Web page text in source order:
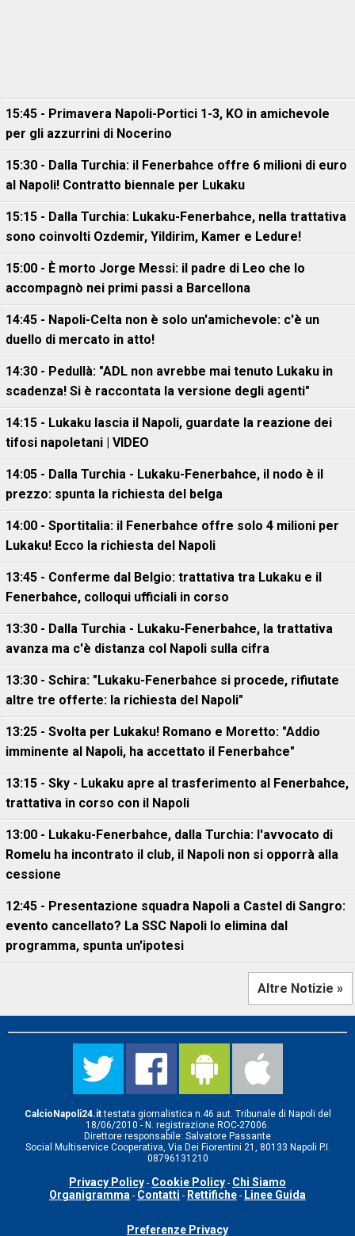
15:45 - Primavera Napoli-Portici 1-3, KO in amichevole
per gli azzurrini di Nocerino
15:30 - Dalla Turchia: il Fenerbahce offre 6 milioni di euro
al Napoli! Contratto biennale per Lukaku
15:15 - Dalla Turchia: Lukaku-Fenerbahce, nella trattativa
sono coinvolti Ozdemir, Yildirim, Kamer e Ledure!
15:00 - È morto Jorge Messi: il padre di Leo che lo
accompagnò nei primi passi a Barcellona
14:45 - Napoli-Celta non è solo un'amichevole: c'è un
duello di mercato in atto!
14:30 - Pedullà: "ADL non avrebbe mai tenuto Lukaku in
scadenza! Si è raccontata la versione degli agenti"
14:15 - Lukaku lascia il Napoli, guardate la reazione dei
tifosi napoletani | VIDEO
14:05 - Dalla Turchia - Lukaku-Fenerbahce, il nodo è il
prezzo: spunta la richiesta del belga
14:00 - Sportitalia: il Fenerbahce offre solo 4 milioni per
Lukaku! Ecco la richiesta del Napoli
13:45 - Conferme dal Belgio: trattativa tra Lukaku e il
Fenerbahce, colloqui ufficiali in corso
13:30 - Dalla Turchia - Lukaku-Fenerbahce, la trattativa
avanza ma c'è distanza col Napoli sulla cifra
13:30 - Schira: "Lukaku-Fenerbahce si procede, rifiutate
altre tre offerte: la richiesta del Napoli"
13:25 - Svolta per Lukaku! Romano e Moretto: "Addio
imminente al Napoli, ha accettato il Fenerbahce"
13:15 - Sky - Lukaku apre al trasferimento al Fenerbahce,
trattativa in corso con il Napoli
13:00 - Lukaku-Fenerbahce, dalla Turchia: l'avvocato di
Romelu ha incontrato il club, il Napoli non si opporrà alla
cessione
12:45 - Presentazione squadra Napoli a Castel di Sangro:
evento cancellato? La SSC Napoli lo elimina dal
programma, spunta un'ipotesi
Altre Notizie »
CalcioNapoli24.ittestata giornalistica n.46 aut. Tribunale di Napoli del
18/06/2010 - N. registrazione ROC-27006.
Direttore responsabile: Salvatore Passante
Social Multiservice Cooperativa, Via Dei Fiorentini 21, 80133 Napoli P.I.
08796131210
Privacy Policy - Cookie Policy - Chi Siamo
Organigramma - Contatti - Rettifiche - Linee Guida
Preferenze Privacy